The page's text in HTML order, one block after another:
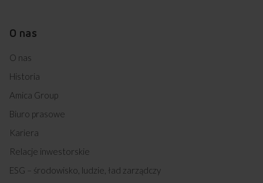
O nas
O nas
Historia
Amica Group
Biuro prasowe
Kariera
Relacje inwestorskie
ESG – środowisko, ludzie, ład zarządczy